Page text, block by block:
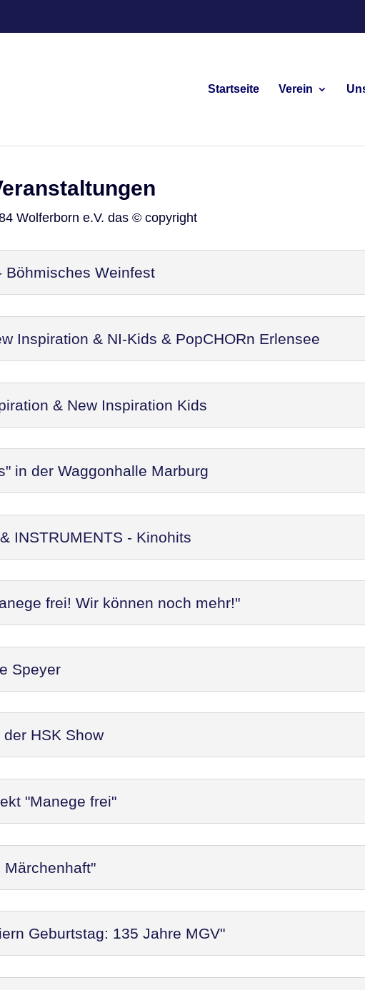
Startseite Verein
Wolferborn e.V. das © copyright
Böhmisches Weinfest
Inspiration & NI-Kids & PopCHORn Erlensee
& New Inspiration Kids
in der Waggonhalle Marburg
INSTRUMENTS - Kinohits
frei! Wir können noch mehr!"
Speyer
HSK Show
"Manege frei"
Märchenhaft"
Geburtstag: 135 Jahre MGV"